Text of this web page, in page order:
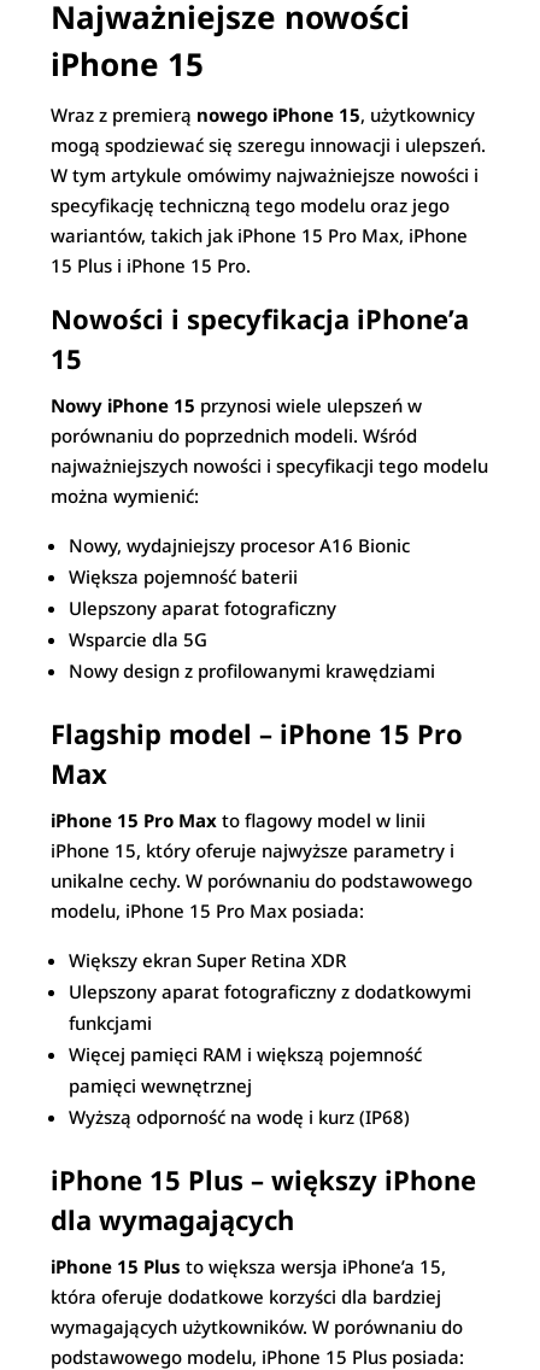
Najważniejsze nowości
iPhone 15
Wraz z premierą nowego iPhone 15, użytkownicy
mogą spodziewać się szeregu innowacji i ulepszeń.
W tym artykule omówimy najważniejsze nowości i
specyfikację techniczną tego modelu oraz jego
wariantów, takich jak iPhone 15 Pro Max, iPhone
15 Plus i iPhone 15 Pro.
Nowości i specyfikacja iPhone’a
15
Nowy iPhone 15 przynosi wiele ulepszeń w
porównaniu do poprzednich modeli. Wśród
najważniejszych nowości i specyfikacji tego modelu
można wymienić:
Nowy, wydajniejszy procesor A16 Bionic
Większa pojemność baterii
Ulepszony aparat fotograficzny
Wsparcie dla 5G
Nowy design z profilowanymi krawędziami
Flagship model – iPhone 15 Pro
Max
iPhone 15 Pro Max to flagowy model w linii
iPhone 15, który oferuje najwyższe parametry i
unikalne cechy. W porównaniu do podstawowego
modelu, iPhone 15 Pro Max posiada:
Większy ekran Super Retina XDR
Ulepszony aparat fotograficzny z dodatkowymi
funkcjami
Więcej pamięci RAM i większą pojemność
pamięci wewnętrznej
Wyższą odporność na wodę i kurz (IP68)
iPhone 15 Plus – większy iPhone
dla wymagających
iPhone 15 Plus to większa wersja iPhone’a 15,
która oferuje dodatkowe korzyści dla bardziej
wymagających użytkowników. W porównaniu do
podstawowego modelu, iPhone 15 Plus posiada: